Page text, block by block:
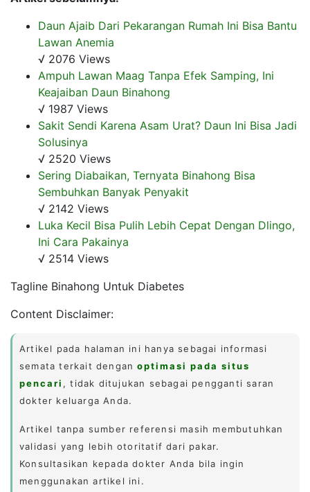
Daun Ajaib Dari Pekarangan Rumah Ini Bisa Bantu
Lawan Anemia
√ 2076 Views
Ampuh Lawan Maag Tanpa Efek Samping, Ini
Keajaiban Daun Binahong
√ 1987 Views
Sakit Sendi Karena Asam Urat? Daun Ini Bisa Jadi
Solusinya
√ 2520 Views
Sering Diabaikan, Ternyata Binahong Bisa
Sembuhkan Banyak Penyakit
√ 2142 Views
Luka Kecil Bisa Pulih Lebih Cepat Dengan Dlingo,
Ini Cara Pakainya
√ 2514 Views
Tagline Binahong Untuk Diabetes
Content Disclaimer:
Artikel pada halaman ini hanya sebagai informasi
semata terkait denganoptimasi pada situs
pencari , tidak ditujukan sebagai pengganti saran
dokter keluarga Anda.
Artikel tanpa sumber referensi masih membutuhkan
validasi yang lebih otoritatif dari pakar.
Konsultasikan kepada dokter Anda bila ingin
menggunakan artikel ini.